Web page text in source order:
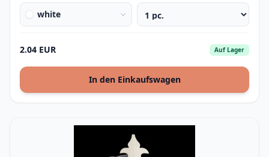
white
2.04 EUR Auf Lager
In den Einkaufswagen